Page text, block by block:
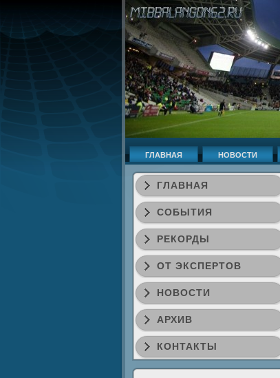
ГЛАВНАЯ НОВОСТИ
ГЛАВНАЯ
СОБЫТИЯ
РЕКОРДЫ
ОТ ЭКСПЕРТОВ
НОВОСТИ
АРХИВ
КОНТАКТЫ